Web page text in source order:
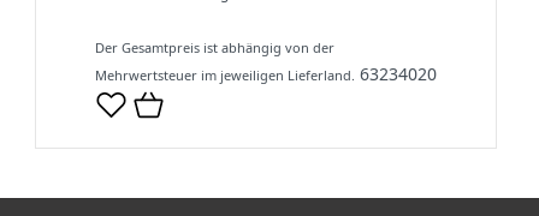
Der Gesamtpreis ist abhängig von der
Mehrwertsteuer im jeweiligen Lieferland. 63234020